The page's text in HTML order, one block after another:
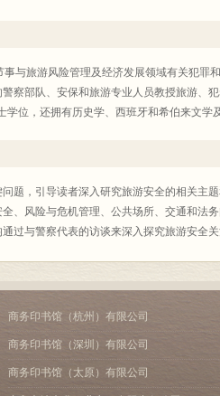
与旅游风险管理及经济发展领域有关犯罪
察部队、安保和旅游专业人员教授旅游、
位，还拥有历史学、西班牙和希伯来文学
，引导读者深入研究旅游安全的相关主题
、风险与危机管理、公共场所、交通和法
过与警察代表的访谈来深入探究旅游安全关
商务印书馆（杭州）有限公司
商务印书馆（深圳）有限公司
商务印书馆（太原）有限公司